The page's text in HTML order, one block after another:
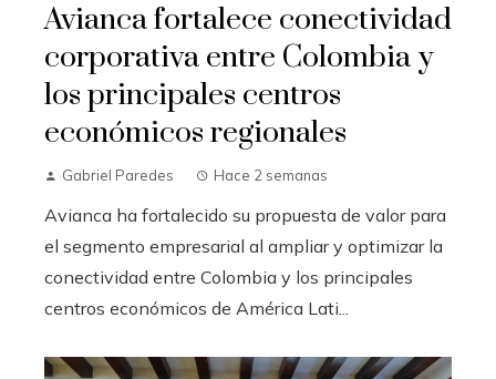
Avianca fortalece conectividad
corporativa entre Colombia y
los principales centros
económicos regionales
Gabriel Paredes Hace 2 semanas
Avianca ha fortalecido su propuesta de valor para
el segmento empresarial al ampliar y optimizar la
conectividad entre Colombia y los principales
centros económicos de América Lati...